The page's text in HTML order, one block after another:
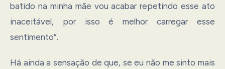
batido na minha mãe vou acabar repetindo esse ato
inaceitável, por isso é melhor carregar esse
sentimento”.
Há ainda a sensação de que, se eu não me sinto mais